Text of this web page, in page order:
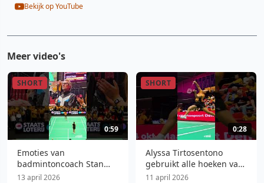
Bekijk op YouTube
Meer video's
SHORT
0:59
Emoties van
badmintoncoach Stan
Put (Finale Eredivisie
13 april 2026
SHORT
0:28
Alyssa Tirtosentono
gebruikt alle hoeken van
het badmintonveld
11 april 2026